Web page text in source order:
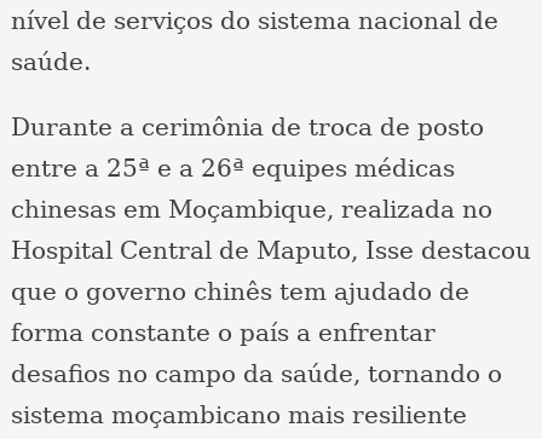
nível de serviços do sistema nacional de
saúde.
Durante a cerimônia de troca de posto
entre a 25ª e a 26ª equipes médicas
chinesas em Moçambique, realizada no
Hospital Central de Maputo, Isse destacou
que o governo chinês tem ajudado de
forma constante o país a enfrentar
desafios no campo da saúde, tornando o
sistema moçambicano mais resiliente